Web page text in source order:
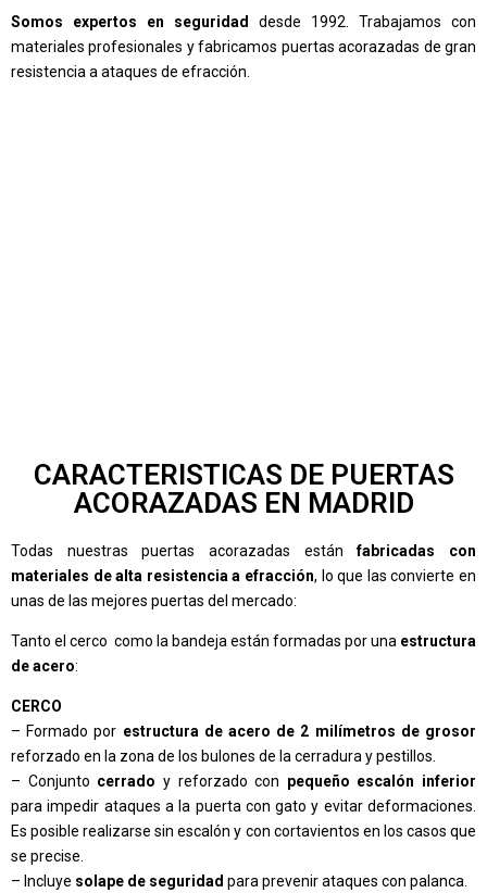
Somos expertos en seguridad
desde 1992. Trabajamos con
materiales profesionales y fabricamos puertas acorazadas de gran
resistencia a ataques de efracción.
CARACTERISTICAS DE PUERTAS
ACORAZADAS EN MADRID
Todas nuestras puertas acorazadas estánfabricadas con
materiales de alta resistencia a efracción, lo que las convierte en
unas de las mejores puertas del mercado:
Tanto el cerco como la bandeja están formadas por una estructura
de acero:
CERCO
– Formado por estructura de acero de 2 milímetros de grosor
reforzado en la zona de los bulones de la cerradura y pestillos.
– Conjunto cerrado y reforzado con pequeño escalón inferior
para impedir ataques a la puerta con gato y evitar deformaciones.
Es posible realizarse sin escalón y con cortavientos en los casos que
se precise.
– Incluye solape de seguridad para prevenir ataques con palanca.